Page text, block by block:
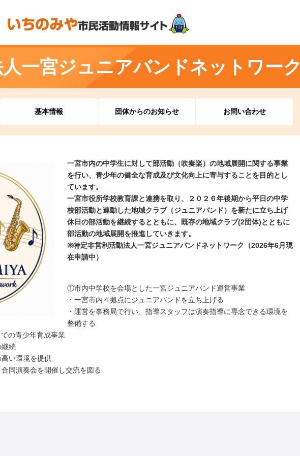
一宮ジュニアバンドネットワーク
基本情報 団体からのお知らせ お問い合わせ
一宮市内の中学生に対して部活動（吹奏楽）の地域展開に関する事業
を行い、青少年の健全な育成及び文化向上に寄与することを目的とし
ています。
一宮市役所学校教育課と連携を取り、２０２６年後期から平日の中学
校部活動と連動した地域クラブ（ジュニアバンド）を新たに立ち上げ
休日の部活動を継続するとともに、既存の地域クラブ(2団体)とともに
部活動の地域展開を推進していきます。
※特定非営利活動法人一宮ジュニアバンドネットワーク（2026年6月現
在申請中）
①市内中学校を会場とした一宮ジュニアバンド運営事業
・一宮市内４拠点にジュニアバンドを立ち上げる
・運営を事務局で行い、指導スタッフは演奏指導に専念できる環境を
整備する
の青少年育成事業
継続
高い環境を提供
同演奏会を開催し交流を図る